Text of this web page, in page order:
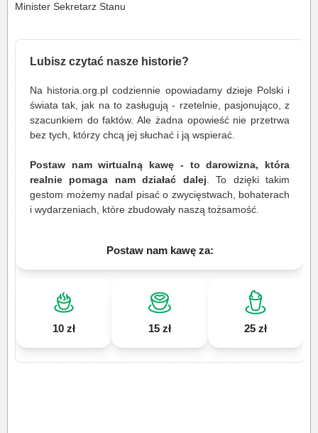
Minister Sekretarz Stanu
Lubisz czytać nasze historie?
Na historia.org.pl codziennie opowiadamy dzieje Polski i
świata tak, jak na to zasługują - rzetelnie, pasjonująco, z
szacunkiem do faktów. Ale żadna opowieść nie przetrwa
bez tych, którzy chcą jej słuchać i ją wspierać.
Postaw nam wirtualną kawę - to darowizna, która
realnie pomaga nam działać dalej . To dzięki takim
gestom możemy nadal pisać o zwycięstwach, bohaterach
i wydarzeniach, które zbudowały naszą tożsamość.
Postaw nam kawę za:
10 zł 15 zł 25 zł